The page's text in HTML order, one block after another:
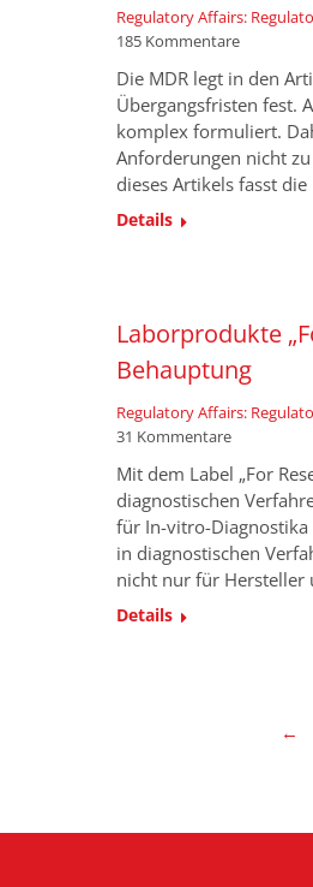
Regulatory Affairs:
185 Kommentare
Die MDR legt in den
Übergangsfristen fest.
komplex formuliert.
Anforderungen nicht
dieses Artikels fasst
Details
Laborprodukte
Behauptung
Regulatory Affairs:
31 Kommentare
Mit dem Label „For
diagnostischen
für In-vitro-Diagnostika
in diagnostischen
nicht nur für Hersteller
Details
←